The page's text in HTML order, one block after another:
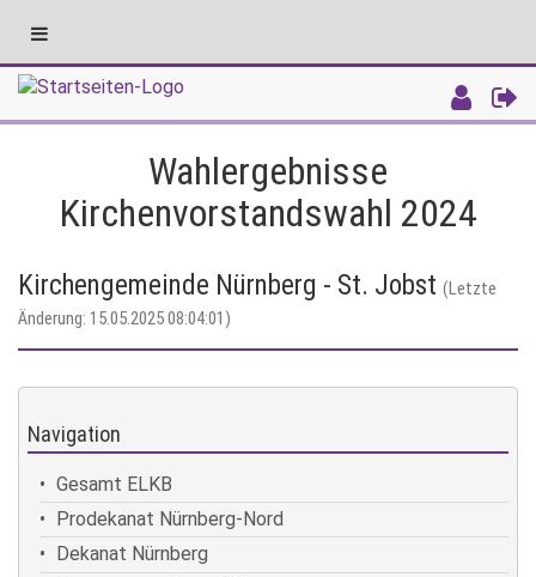
Toggle
navigation
Wahlergebnisse
Kirchenvorstandswahl 2024
Kirchengemeinde Nürnberg - St. Jobst (Letzte
Änderung: 15.05.2025 08:04:01)
Navigation
Gesamt ELKB
Prodekanat Nürnberg-Nord
Dekanat Nürnberg